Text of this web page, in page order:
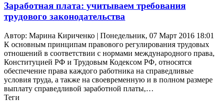
Заработная плата: учитываем требования
трудового законодательства
Автор: Марина Кириченко | Понедельник, 07 Март 2016 18:01
К основным принципам правового регулирования трудовых
отношений в соответствии с нормами международного права,
Конституцией РФ и Трудовым Кодексом РФ, относятся
обеспечение права каждого работника на справедливые
условия труда, а также на своевременную и в полном размере
выплату справедливой заработной платы,…
Теги